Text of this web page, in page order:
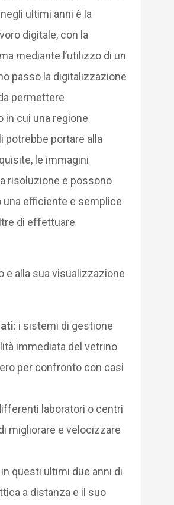
ultimi anni è la
digitale, con la
mediante l’utilizzo di un
passo la digitalizzazione
permettere
in cui una regione
potrebbe portare alla
le immagini
risoluzione e possono
una efficiente e semplice
di effettuare
e alla sua visualizzazione
: i sistemi di gestione
immediata del vetrino
per confronto con casi
laboratori o centri
migliorare e velocizzare
questi ultimi due anni di
a distanza e il suo